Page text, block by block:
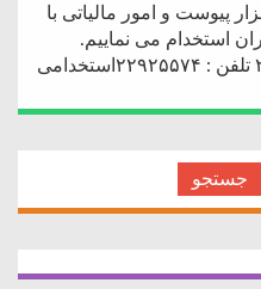
پیوست و امور مالیاتی با
تهران استخدام می نماییم.